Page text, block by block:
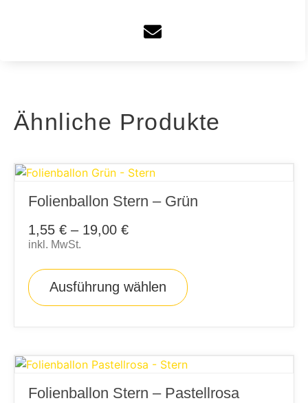
Ähnliche Produkte
Folienballon Stern – Grün
1,55 € – 19,00 €
inkl. MwSt.
Ausführung wählen
Folienballon Stern – Pastellrosa